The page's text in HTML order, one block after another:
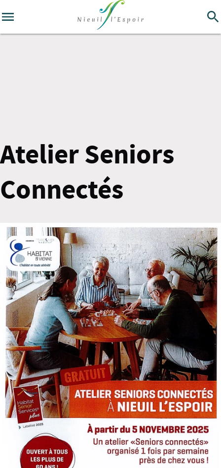
Atelier Seniors
Connectés